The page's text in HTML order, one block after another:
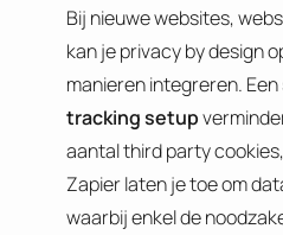
Bij nieuwe websites,
kan je privacy by design
manieren integreren. Een
tracking setup
aantal third party
Zapier laten je toe om
waarbij enkel de